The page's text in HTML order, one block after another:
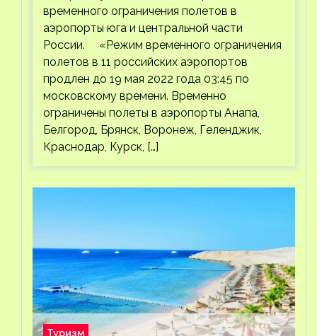
временного ограничения полетов в
аэропорты юга и центральной части
России. «Режим временного ограничения
полетов в 11 российских аэропортов
продлен до 19 мая 2022 года 03:45 по
московскому времени. Временно
ограничены полеты в аэропорты Анапа,
Белгород, Брянск, Воронеж, Геленджик,
Краснодар, Курск, […]
Туризм